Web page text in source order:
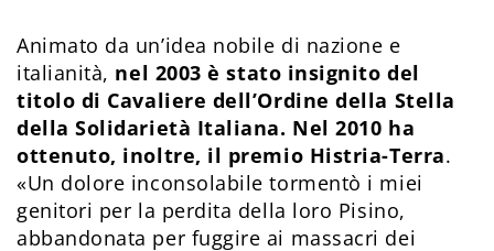
Animato da un’idea nobile di nazione e
italianità, nel 2003 è stato insignito del
titolo di Cavaliere dell’Ordine della Stella
della Solidarietà Italiana. Nel 2010 ha
ottenuto, inoltre, il premio Histria-Terra.
«Un dolore inconsolabile tormentò i miei
genitori per la perdita della loro Pisino,
abbandonata per fuggire ai massacri dei